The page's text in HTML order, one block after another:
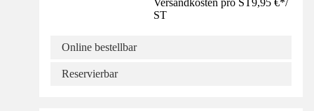
ST
Online bestellbar
Reservierbar